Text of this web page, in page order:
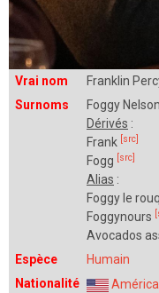
Vrai nom
Franklin
Surnoms
Foggy Nelson
Dérivés :
Frank [src]
Fogg [src]
Alias :
Foggy le
Foggynours
Avocados
Espèce
Humain
Nationalité